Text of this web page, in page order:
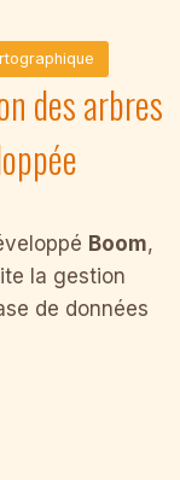
des arbres
Boom,
la gestion
de données